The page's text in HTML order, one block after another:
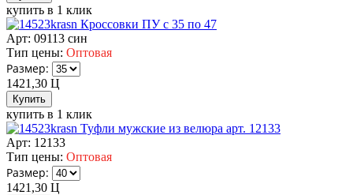
купить в 1 клик
Кроссовки ПУ с 35 по 47
Арт: 09113 син
Тип цены: Оптовая
Размер:
1421,30 Ц
купить в 1 клик
Туфли мужские из велюра арт. 12133
Арт: 12133
Тип цены: Оптовая
Размер:
1421,30 Ц